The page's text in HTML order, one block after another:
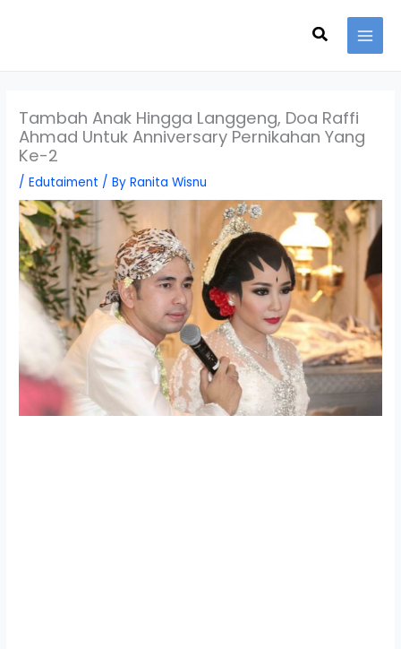
Search
Tambah Anak Hingga Langgeng, Doa Raffi
Ahmad Untuk Anniversary Pernikahan Yang
Ke-2
/Edutaiment / ByRanita Wisnu